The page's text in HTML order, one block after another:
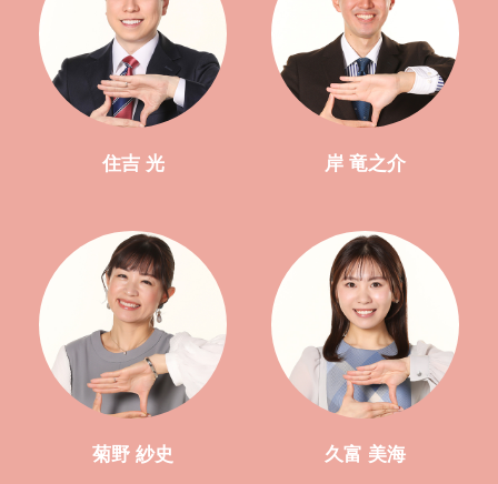
住吉 光 岸 竜之介
菊野 紗史 久富 美海